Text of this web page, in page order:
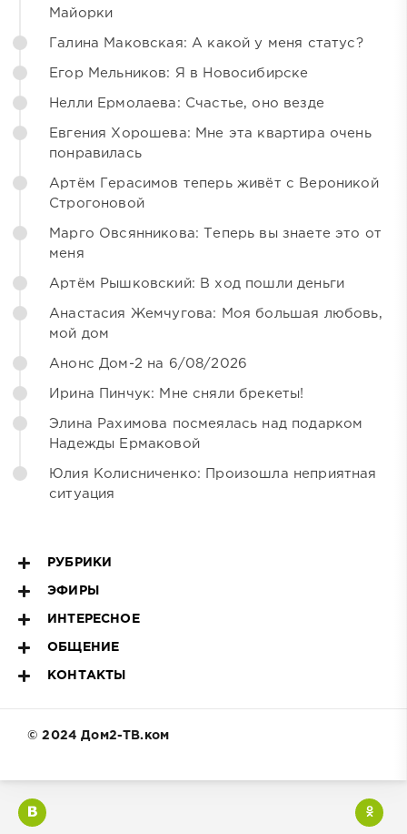
Майорки
Галина Маковская: А какой у меня статус?
Егор Мельников: Я в Новосибирске
Нелли Ермолаева: Счастье, оно везде
Евгения Хорошева: Мне эта квартира очень
понравилась
Артём Герасимов теперь живёт с Вероникой
Строгоновой
Марго Овсянникова: Теперь вы знаете это от
меня
Артём Рышковский: В ход пошли деньги
Анастасия Жемчугова: Моя большая любовь,
мой дом
Анонс Дом-2 на 6/08/2026
Ирина Пинчук: Мне сняли брекеты!
Элина Рахимова посмеялась над подарком
Надежды Ермаковой
Юлия Колисниченко: Произошла неприятная
ситуация
РУБРИКИ
ЭФИРЫ
ИНТЕРЕСНОЕ
ОБЩЕНИЕ
КОНТАКТЫ
© 2024 Дом2-ТВ.ком